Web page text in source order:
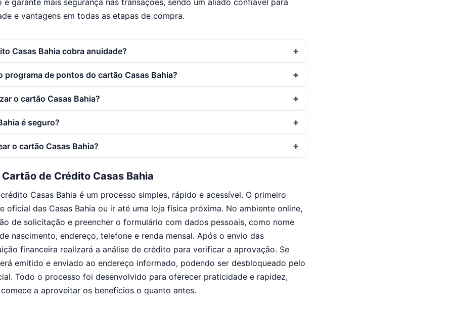
e garante mais segurança nas transações, sendo um aliado confiável para
e vantagens em todas as etapas de compra.
Casas Bahia cobra anuidade?
programa de pontos do cartão Casas Bahia?
o cartão Casas Bahia?
é seguro?
o cartão Casas Bahia?
de Crédito Casas Bahia
Casas Bahia é um processo simples, rápido e acessível. O primeiro
oficial das Casas Bahia ou ir até uma loja física próxima. No ambiente online,
de solicitação e preencher o formulário com dados pessoais, como nome
nascimento, endereço, telefone e renda mensal. Após o envio das
financeira realizará a análise de crédito para verificar a aprovação. Se
emitido e enviado ao endereço informado, podendo ser desbloqueado pelo
Todo o processo foi desenvolvido para oferecer praticidade e rapidez,
a aproveitar os benefícios o quanto antes.